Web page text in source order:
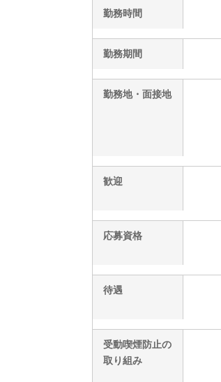
勤務時間
勤務期間
勤務地・面接地
歓迎
応募資格
待遇
受動喫煙防止の
取り組み